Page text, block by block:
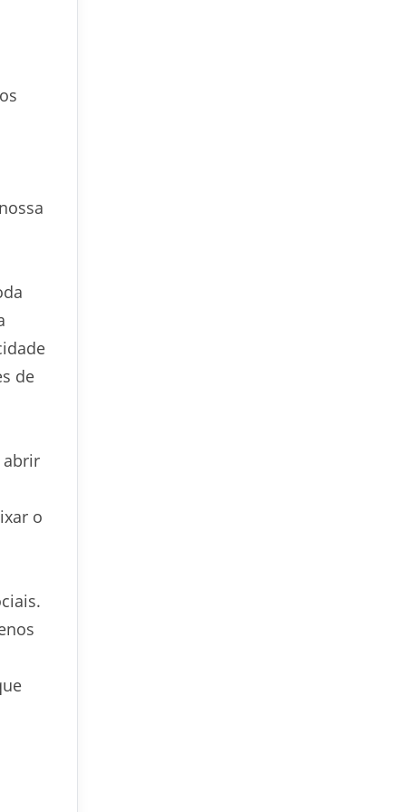
de
abrir
o